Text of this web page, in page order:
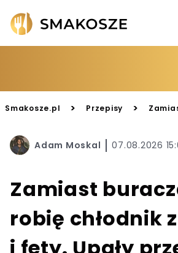
Smakosze.pl > Przepisy >
Adam Moskal 07.08.2026
Zamiast
robię chłodnik